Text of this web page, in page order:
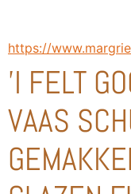
https://
'I FELT
VAAS